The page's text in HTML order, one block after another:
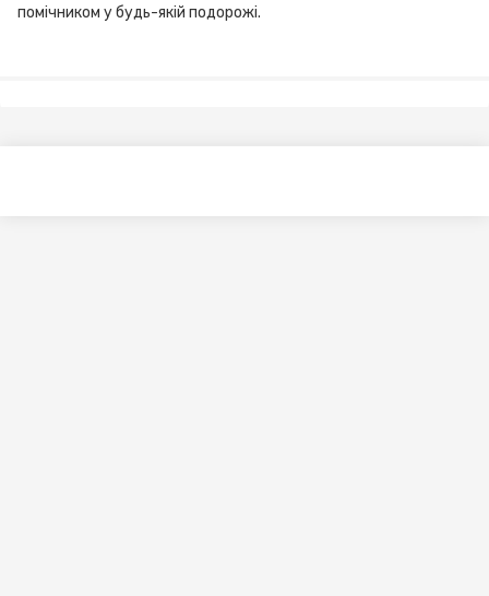
помічником у будь-якій подорожі.